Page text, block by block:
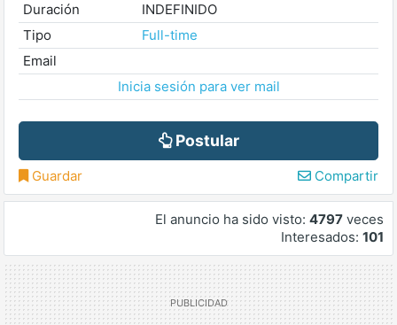
Duración
INDEFINIDO
Tipo
Full-time
Email
Inicia sesión para ver mail
Postular
Guardar Compartir
El anuncio ha sido visto: 4797 veces
Interesados: 101